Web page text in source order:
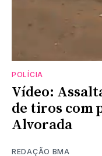
POLÍCIA
Vídeo:
de tiros com
Alvorada
REDAÇÃO BMA